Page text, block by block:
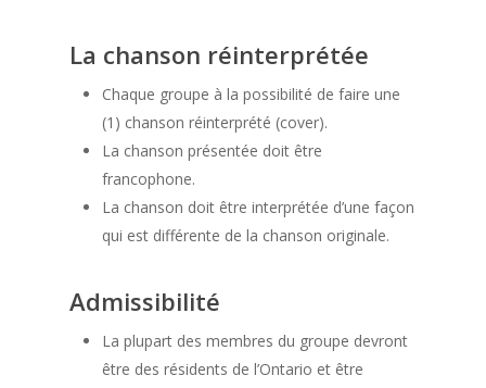
La chanson réinterprétée
Chaque groupe à la possibilité de faire une
(1) chanson réinterprété (cover).
La chanson présentée doit être
francophone.
La chanson doit être interprétée d’une façon
qui est différente de la chanson originale.
Admissibilité
La plupart des membres du groupe devront
être des résidents de l’Ontario et être